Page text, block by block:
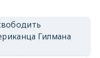
Гилмана